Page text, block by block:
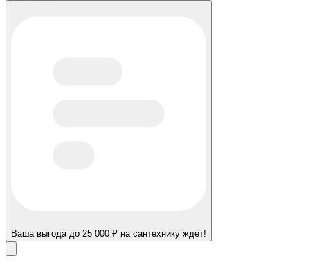
Ваша выгода до 25 000 ₽ на сантехнику ждет!